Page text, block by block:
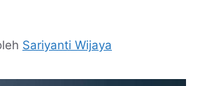
Sariyanti Wijaya